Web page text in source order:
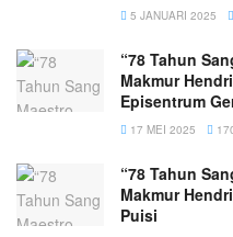
5 JANUARI 2025
“78 Tahun
Makmur
Episentrum
17 MEI 2025
“78 Tahun
Makmur
Puisi